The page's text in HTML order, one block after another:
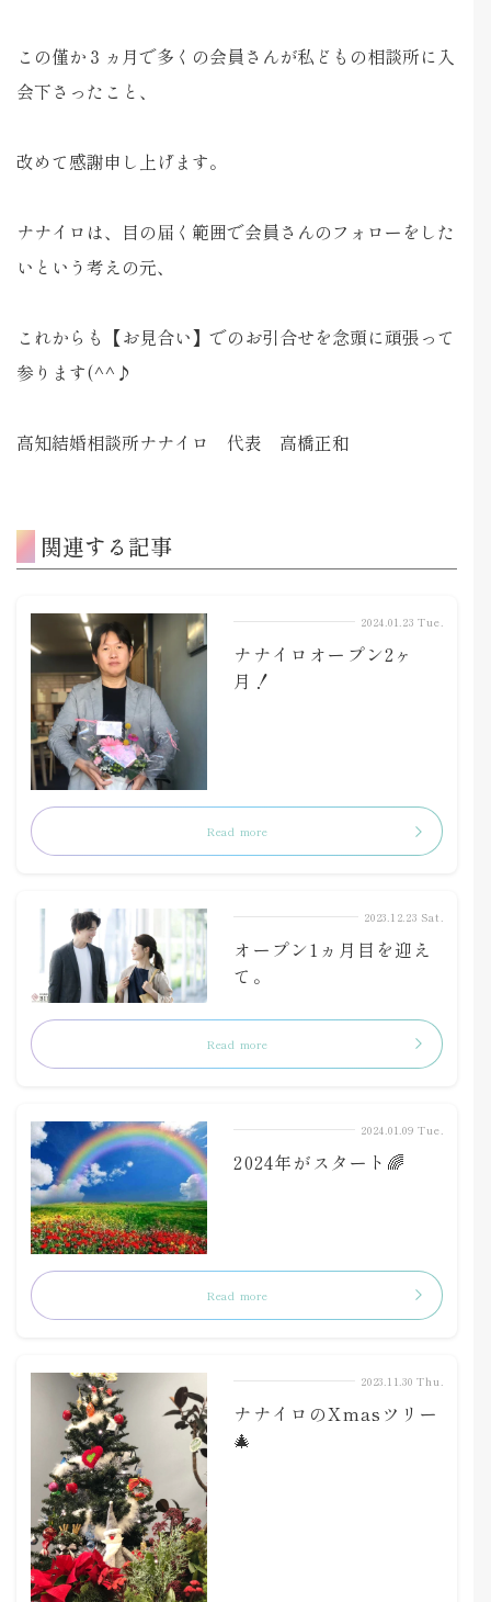
この僅か３ヵ月で多くの会員さんが私どもの相談所に入
会下さったこと、
改めて感謝申し上げます。
ナナイロは、目の届く範囲で会員さんのフォローをした
いという考えの元、
これからも【お見合い】でのお引合せを念頭に頑張って
参ります(^^♪
高知結婚相談所ナナイロ 代表 高橋正和
関連する記事
2024.01.23 Tue.
ナナイロオープン2ヶ
月！
Read more
2023.12.23 Sat.
オープン1ヵ月目を迎え
て。
Read more
2024.01.09 Tue.
2024年がスタート🌈
Read more
2023.11.30 Thu.
ナナイロのXmasツリー
🎄